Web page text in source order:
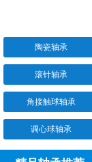
陶瓷轴承
滚针轴承
角接触球轴承
调心球轴承